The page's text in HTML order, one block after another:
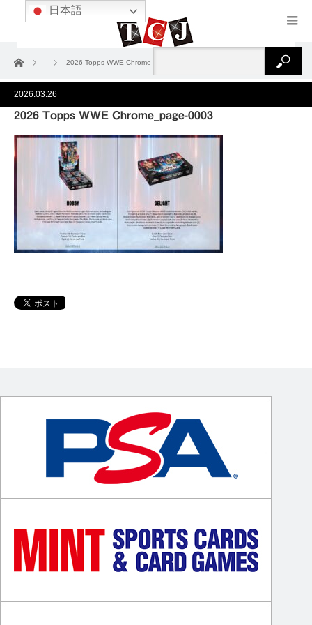
ホーム 2026 Topps WWE Chrome_page-0003
2026.03.26
2026 Topps WWE Chrome_page-0003
日本語